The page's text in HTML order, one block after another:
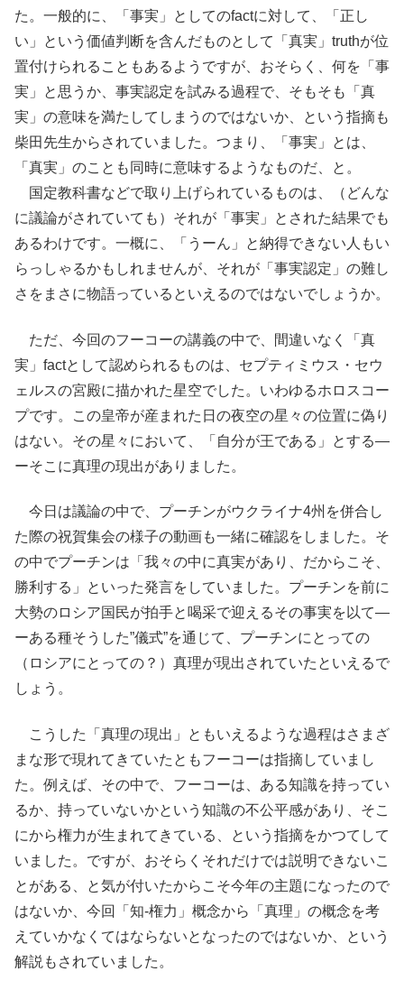
た。一般的に、「事実」としてのfactに対して、「正し
い」という価値判断を含んだものとして「真実」truthが位
置付けられることもあるようですが、おそらく、何を「事
実」と思うか、事実認定を試みる過程で、そもそも「真
実」の意味を満たしてしまうのではないか、という指摘も
柴田先生からされていました。つまり、「事実」とは、
「真実」のことも同時に意味するようなものだ、と。
国定教科書などで取り上げられているものは、（どんな
に議論がされていても）それが「事実」とされた結果でも
あるわけです。一概に、「うーん」と納得できない人もい
らっしゃるかもしれませんが、それが「事実認定」の難し
さをまさに物語っているといえるのではないでしょうか。
ただ、今回のフーコーの講義の中で、間違いなく「真
実」factとして認められるものは、セプティミウス・セウ
ェルスの宮殿に描かれた星空でした。いわゆるホロスコー
プです。この皇帝が産まれた日の夜空の星々の位置に偽り
はない。その星々において、「自分が王である」とする―
ーそこに真理の現出がありました。
今日は議論の中で、プーチンがウクライナ4州を併合し
た際の祝賀集会の様子の動画も一緒に確認をしました。そ
の中でプーチンは「我々の中に真実があり、だからこそ、
勝利する」といった発言をしていました。プーチンを前に
大勢のロシア国民が拍手と喝采で迎えるその事実を以て―
ーある種そうした”儀式”を通じて、プーチンにとっての
（ロシアにとっての？）真理が現出されていたといえるで
しょう。
こうした「真理の現出」ともいえるような過程はさまざ
まな形で現れてきていたともフーコーは指摘していまし
た。例えば、その中で、フーコーは、ある知識を持ってい
るか、持っていないかという知識の不公平感があり、そこ
にから権力が生まれてきている、という指摘をかつてして
いました。ですが、おそらくそれだけでは説明できないこ
とがある、と気が付いたからこそ今年の主題になったので
はないか、今回「知-権力」概念から「真理」の概念を考
えていかなくてはならないとなったのではないか、という
解説もされていました。